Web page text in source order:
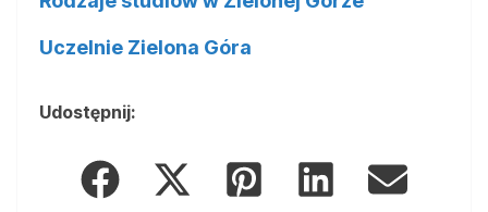
Uczelnie Zielona Góra
Udostępnij: